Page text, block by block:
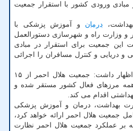
مبادی ورودی کشور با استقرار جمعیت
درمان و آموزش پزشکی با
و وزارت راه و شهرسازی دستورالعمل
این جمعیت برای استقرار در مبادی
و دریایی و کنترل مسافران را اجرائی
رئیس جمعیت هلال احمر اظهار داشت: جمعیت هلال احمر از ۱۵
مرزهای فعال کشور مستقر شده و
اقدام می کند.
بهداشت، درمان و آموزش پزشکی
جمعیت هلال احمر ارائه خواهد کرد،
بر عملکرد جمعیت هلال احمر نظارت